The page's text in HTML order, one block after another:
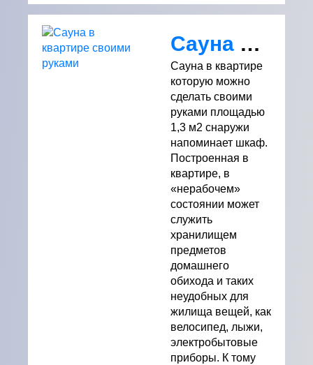
Сауна в квартире своими руками
Сауна в квартире
которую можно
сделать своими
руками площадью
1,3 м2 снаружи
напоминает шкаф.
Построенная в
квартире, в
«нерабочем»
состоянии может
служить
хранилищем
предметов
домашнего
обихода и таких
неудобных для
жилища вещей, как
велосипед, лыжи,
электробытовые
приборы. К тому